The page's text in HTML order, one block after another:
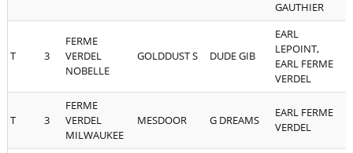
GAUTHIER
T 3
FERME
VERDEL
NOBELLE
GOLDDUST S DUDE GIB
EARL
LEPOINT,
EARL FERME
VERDEL
T 3
FERME
VERDEL
MILWAUKEE
MESDOOR G DREAMS
EARL FERME
VERDEL